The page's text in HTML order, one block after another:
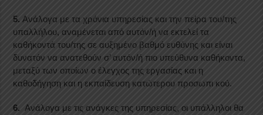
5. Ανάλογα με τα χρόνια υπηρεσίας και την πείρα του/της
υπαλλήλου, αναμένεται από αυτόν/ή να εκτελεί τα
καθήκοντά του/της σε αυξημένο βαθμό ευθύνης και είναι
δυνατόν να ανατεθούν σ’ αυτόν/ή πιο υπεύθυνα καθήκοντα,
μεταξύ των οποίων ο έλεγχος της εργασίας και η
καθοδήγηση και η εκπαίδευση κατώτερου προσωπι κού.
6. Ανάλογα με τις ανάγκες της υπηρεσίας, οι υπάλληλοι θα